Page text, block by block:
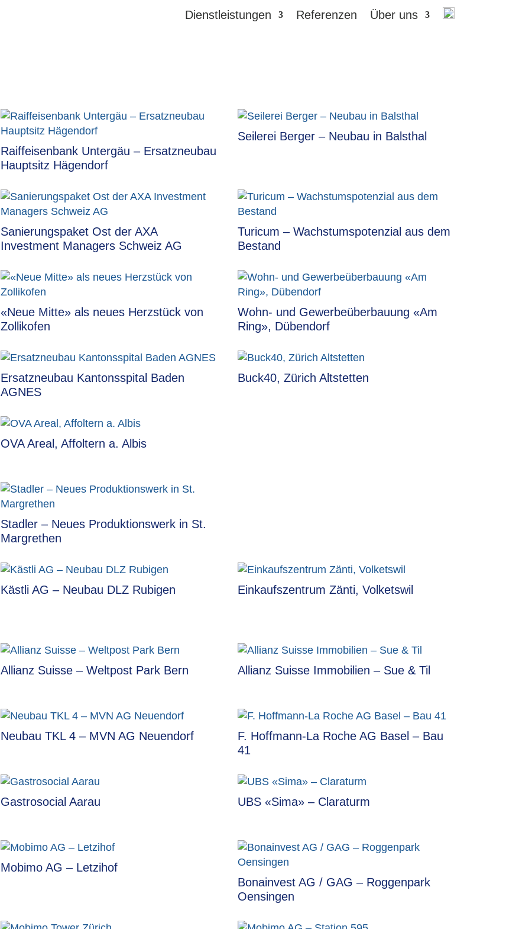
Dienstleistungen Referenzen Über uns
Raiffeisenbank Untergäu – Ersatzneubau
Hauptsitz Hägendorf
Seilerei Berger – Neubau in Balsthal
Sanierungspaket Ost der AXA
Investment Managers Schweiz AG
Turicum – Wachstumspotenzial aus dem
Bestand
«Neue Mitte» als neues Herzstück von
Zollikofen
Wohn- und Gewerbeüberbauung «Am
Ring», Dübendorf
Ersatzneubau Kantonsspital Baden
AGNES
Buck40, Zürich Altstetten
OVA Areal, Affoltern a. Albis
Stadler – Neues Produktionswerk in St.
Margrethen
Kästli AG – Neubau DLZ Rubigen Einkaufszentrum Zänti, Volketswil
Allianz Suisse – Weltpost Park Bern Allianz Suisse Immobilien – Sue & Til
Neubau TKL 4 – MVN AG Neuendorf
F. Hoffmann-La Roche AG Basel – Bau
41
Gastrosocial Aarau UBS «Sima» – Claraturm
Mobimo AG – Letzihof
Bonainvest AG / GAG – Roggenpark
Oensingen